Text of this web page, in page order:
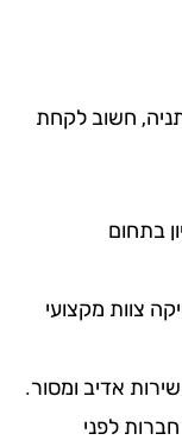
חשוב לקחת
מקצועי
אדיב ומסור.
לפני